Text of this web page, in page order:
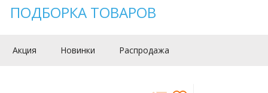
ПОДБОРКА ТОВАРОВ
Акция Новинки Распродажа